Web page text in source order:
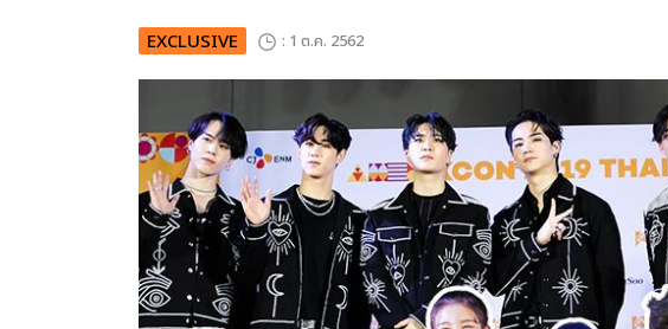
EXCLUSIVE : 1 ต.ค. 2562